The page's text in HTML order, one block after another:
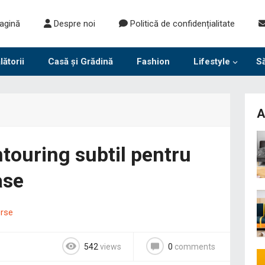
Despre noi Politică de confidențialitate
Casă și Grădină Fashion Lifestyle
subtil pentru
542 views 0 comments